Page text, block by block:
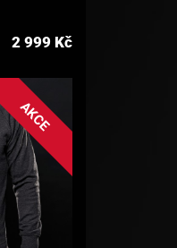
2 999 Kč
AKCE